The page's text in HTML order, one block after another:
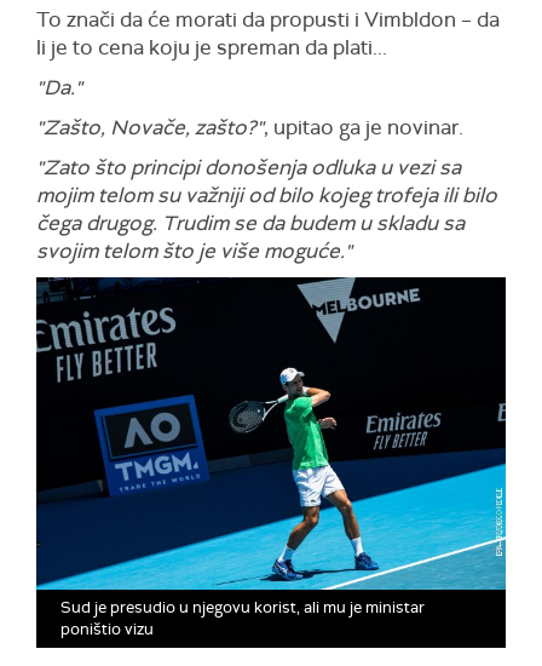
To znači da će morati da propusti i Vimbldon – da
li je to cena koju je spreman da plati...
"Da."
"Zašto, Novače, zašto?", upitao ga je novinar.
"Zato što principi donošenja odluka u vezi sa
mojim telom su važniji od bilo kojeg trofeja ili bilo
čega drugog. Trudim se da budem u skladu sa
svojim telom što je više moguće."
Sud je presudio u njegovu korist, ali mu je ministar
poništio vizu